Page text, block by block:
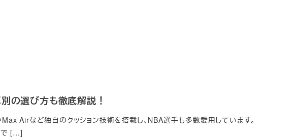
の選び方も徹底解説！
Airなど独自のクッション技術を搭載し、NBA選手も多数愛用しています。
で […]